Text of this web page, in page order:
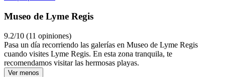
Museo de Lyme Regis
9.2/10 (11 opiniones)
Pasa un día recorriendo las galerías en Museo de Lyme Regis
cuando visites Lyme Regis. En esta zona tranquila, te
recomendamos visitar las hermosas playas.
Ver menos